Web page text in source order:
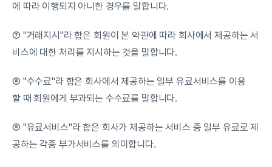
에 따라 이행되지 아니한 경우를 말합니다.
⑦ "거래지시"라 함은 회원이 본 약관에 따라 회사에서 제공하는 서
비스에 대한 처리를 지시하는 것을 말합니다.
⑧ "수수료"라 함은 회사에서 제공하는 일부 유료서비스를 이용
할 때 회원에게 부과되는 수수료를 말합니다.
⑨ "유료서비스"라 함은 회사가 제공하는 서비스 중 일부 유료로 제
공하는 각종 부가서비스를 의미합니다.